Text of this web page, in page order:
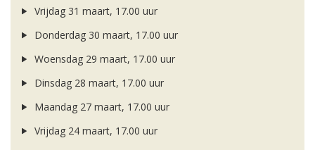
Vrijdag 31 maart, 17.00 uur
Donderdag 30 maart, 17.00 uur
Woensdag 29 maart, 17.00 uur
Dinsdag 28 maart, 17.00 uur
Maandag 27 maart, 17.00 uur
Vrijdag 24 maart, 17.00 uur